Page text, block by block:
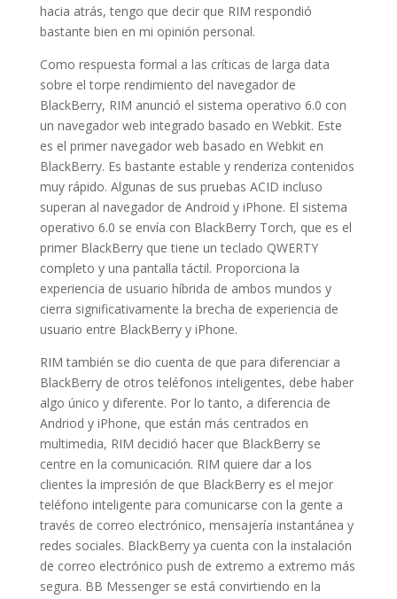
hacia atrás, tengo que decir que RIM respondió
bastante bien en mi opinión personal.
Como respuesta formal a las críticas de larga data
sobre el torpe rendimiento del navegador de
BlackBerry, RIM anunció el sistema operativo 6.0 con
un navegador web integrado basado en Webkit. Este
es el primer navegador web basado en Webkit en
BlackBerry. Es bastante estable y renderiza contenidos
muy rápido. Algunas de sus pruebas ACID incluso
superan al navegador de Android y iPhone. El sistema
operativo 6.0 se envía con BlackBerry Torch, que es el
primer BlackBerry que tiene un teclado QWERTY
completo y una pantalla táctil. Proporciona la
experiencia de usuario híbrida de ambos mundos y
cierra significativamente la brecha de experiencia de
usuario entre BlackBerry y iPhone.
RIM también se dio cuenta de que para diferenciar a
BlackBerry de otros teléfonos inteligentes, debe haber
algo único y diferente. Por lo tanto, a diferencia de
Andriod y iPhone, que están más centrados en
multimedia, RIM decidió hacer que BlackBerry se
centre en la comunicación. RIM quiere dar a los
clientes la impresión de que BlackBerry es el mejor
teléfono inteligente para comunicarse con la gente a
través de correo electrónico, mensajería instantánea y
redes sociales. BlackBerry ya cuenta con la instalación
de correo electrónico push de extremo a extremo más
segura. BB Messenger se está convirtiendo en la